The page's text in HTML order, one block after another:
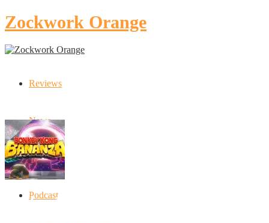
Zockwork Orange
Reviews
News
Artikel
Podcast
Donkey Kong Bananza: “Ich mache alles